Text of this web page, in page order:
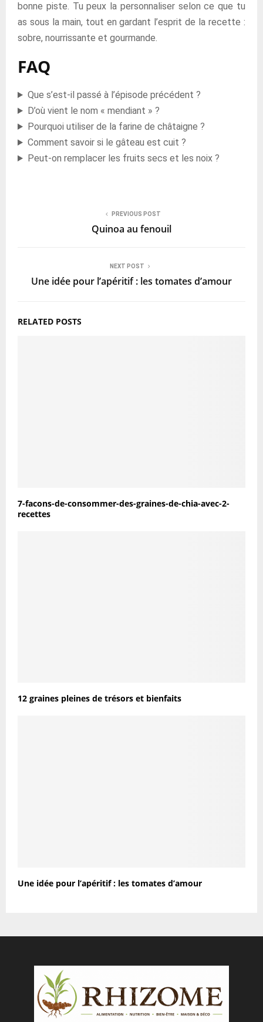
bonne piste. Tu peux la personnaliser selon ce que tu
as sous la main, tout en gardant l’esprit de la recette :
sobre, nourrissante et gourmande.
FAQ
Que s’est-il passé à l’épisode précédent ?
D’où vient le nom « mendiant » ?
Pourquoi utiliser de la farine de châtaigne ?
Comment savoir si le gâteau est cuit ?
Peut-on remplacer les fruits secs et les noix ?
PREVIOUS POST
Quinoa au fenouil
NEXT POST
Une idée pour l’apéritif : les tomates d’amour
RELATED POSTS
7-facons-de-consommer-des-graines-de-chia-avec-2-
recettes
12 graines pleines de trésors et bienfaits
Une idée pour l’apéritif : les tomates d’amour